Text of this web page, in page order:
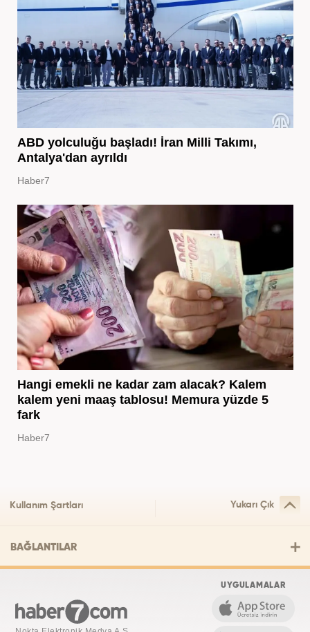
ABD yolculuğu başladı! İran Milli Takımı,
Antalya'dan ayrıldı
Haber7
Hangi emekli ne kadar zam alacak? Kalem
kalem yeni maaş tablosu! Memura yüzde 5
fark
Haber7
Kullanım Şartları Yukarı Çık
BAĞLANTILAR
UYGULAMALAR